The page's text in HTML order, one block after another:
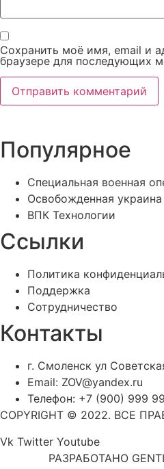
Сохранить моё имя, email и
браузере для последующих
Популярное
Специальная военная
Освобожденная украина
ВПК Технологии
Ссылки
Политика
Поддержка
Сотрудничество
Контакты
г. Смоленск ул
Email: ZOV@yandex.ru
Телефон: +7 (900) 999
COPYRIGHT © 2022. ВСЕ
Vk Twitter Youtube
РАЗРАБОТАНО